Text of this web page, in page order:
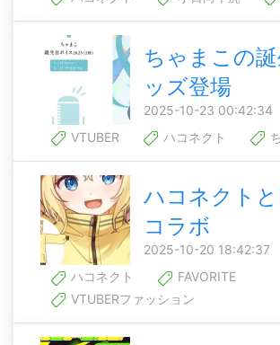
ちゃまこの
ッズ登場
2025-10-23 00:42:34
VTUBER
ハコネクト
ハコネクト
コラボ
2025-10-20 18:42:37
ハコネクト
FAVORITE
VTUBERファッション